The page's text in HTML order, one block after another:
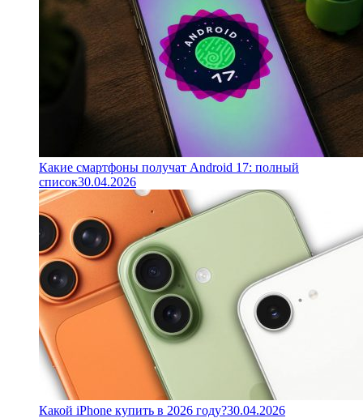
Какие смартфоны получат Android 17: полный
список30.04.2026
Какой iPhone купить в 2026 году?30.04.2026